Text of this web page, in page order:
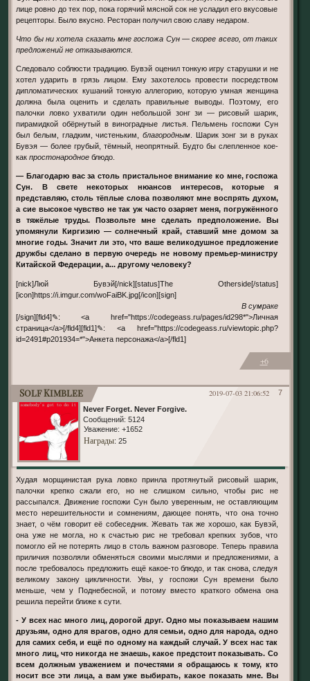
лице ровно до тех пор, пока горячий мясной сок не усладил его вкусовые
рецепторы. Было вкусно. Ресторан получил свою славу недаром.
Что бы ни хотела сказать мне госпожа Сун — скорее всего, от таких
предложений не отказываются.
Следовало соблюсти традицию. Бувэй оценил тонкую игру старушки и не
хотел ударить в грязь лицом. Ему захотелось провести посредством
дипломатических кушаний тонкую аллегорию, которую умная женщина
должна была оценить и сделать правильные выводы. Поэтому, его
палочки ловко ухватили один небольшой зонг зи — рисовый шарик,
пирамидкой обёрнутый в виноградные листья. Пельмень госпожи Сун
был белым, гладким, чистеньким,благородным . Шарик зонг зи в руках
Бувэя — более грубый, тёмный, неопрятный. Будто бы слепленное кое-
какпростонародное блюдо.
— Благодарю вас за столь пристальное внимание ко мне, госпожа
Сун. В свете некоторых нюансов интересов, которые я
представляю, столь тёплые слова позволяют мне воспрять духом,
а сие высокое чувство не так уж часто озаряет меня, погружённого
в тяжёлые труды. Позвольте мне сделать предположение. Вы
упомянули Киргизию — солнечный край, ставший мне домом за
многие годы. Значит ли это, что ваше великодушное предложение
дружбы сделано в первую очередь не новому премьер-министру
Китайской Федерации, а... другому человеку?
[nick]Люй Бувэй[/nick][status]The Otherside[/status]
[icon]https://i.imgur.com/woFaiBK.jpg[/icon][sign]
В сумраке
[/sign][fld4]✎: <a href="https://codegeass.ru/pages/id298*">Личная
страница</a>[/fld4][fld1]✎: <a href="https://codegeass.ru/viewtopic.php?
id=2491#p201934=*">Анкета персонажа</a>[/fld1]
+6
7
2019-07-03 21:06:52
Solf Kimblee
Never Forget. Never Forgive.
Сообщений: 5124
Уважение: +1652
Награды: 25
Худая морщинистая рука ловко принла протянутый рисовый шарик,
палочки крепко сжали его, но не слишком сильно, чтобы рис не
рассыпался. Движение госпожи Сун было уверенным, не оставляющим
место нерешительности и сомнениям, дающее понять, что она точно
знает, о чём говорит её собеседник. Жевать так же хорошо, как Бувэй,
она уже не могла, но к счастью рис не требовал крепких зубов, что
помогло ей не потерять лицо в столь важном разговоре. Теперь правила
приличия позволяли обменяться своими мыслями и предложениями, а
после требовалось предложить ещё какое-то блюдо, и так снова, следуя
великому закону цикличности. Увы, у госпожи Сун времени было
меньше, чем у Поднебесной, и потому вместо краткого обмена она
решила перейти ближе к сути.
- У всех нас много лиц, дорогой друг. Одно мы показываем нашим
друзьям, одно для врагов, одно для семьи, одно для народа, одно
для самих себя, и ещё по одному на каждый случай. У всех нас так
много лиц, что никогда не знаешь, какое предстоит показывать. Со
всем должным уважением и почестями я обращаюсь к тому, кто
носит все эти лица, а вам уже выбирать, какое показать мне. Вы